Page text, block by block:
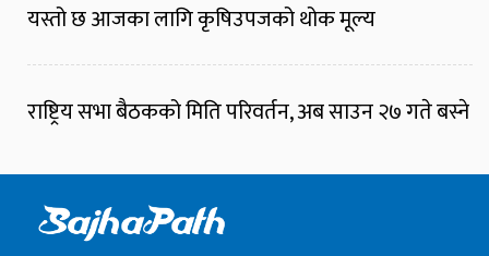
यस्तो छ आजका लागि कृषिउपजको थोक मूल्य
राष्ट्रिय सभा बैठकको मिति परिवर्तन, अब साउन २७ गते बस्ने